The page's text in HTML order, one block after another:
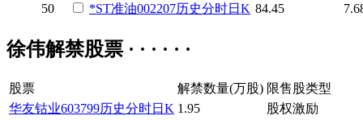
50 *ST准油002207历史分时日K 84.45
徐伟解禁股票 · · · · · ·
股票 解禁数量(万股) 限售股类型
华友钴业603799历史分时日K 1.95
股权激励